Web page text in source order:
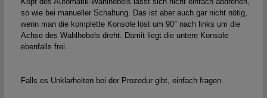
so wie bei manueller Schaltung. Das ist aber auch gar nicht nötig,
wenn man die komplette Konsole löst um 90° nach links um die
Achse des Wahlhebels dreht. Damit liegt die untere Konsole
ebenfalls frei.
Falls es Unklarheiten bei der Prozedur gibt, einfach fragen.